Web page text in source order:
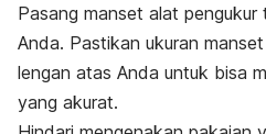
Pasang manset alat
Anda. Pastikan ukuran
lengan atas Anda untuk bisa
yang akurat.